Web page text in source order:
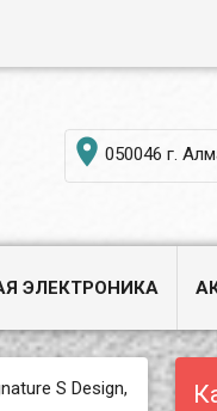
 050046 г.
ЭЛЕКТРОНИКА
S Design,